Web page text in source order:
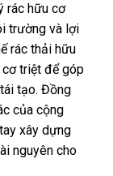
rác hữu cơ
trường và lợi
rác thải hữu
triệt để góp
tạo. Đồng
của cộng
xây dựng
nguyên cho